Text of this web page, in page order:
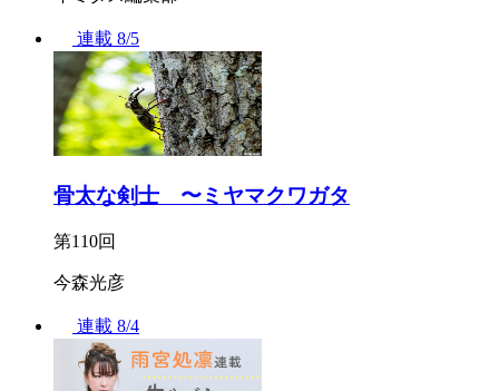
連載 8/5
骨太な剣士 〜ミヤマクワガタ
第110回
今森光彦
連載 8/4